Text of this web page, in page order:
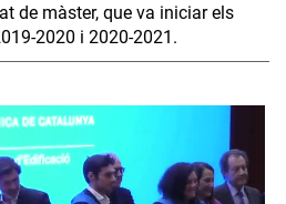
de màster, que va iniciar els
2020 i 2020-2021.